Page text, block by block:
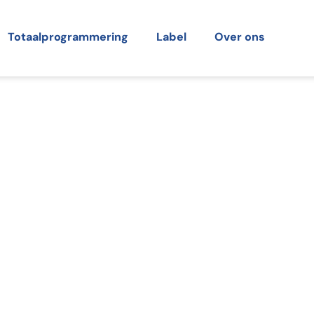
Totaalprogrammering Label Over ons